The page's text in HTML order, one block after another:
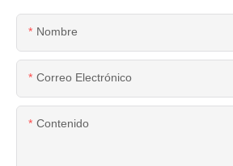
Nombre
Correo Electrónico
Contenido